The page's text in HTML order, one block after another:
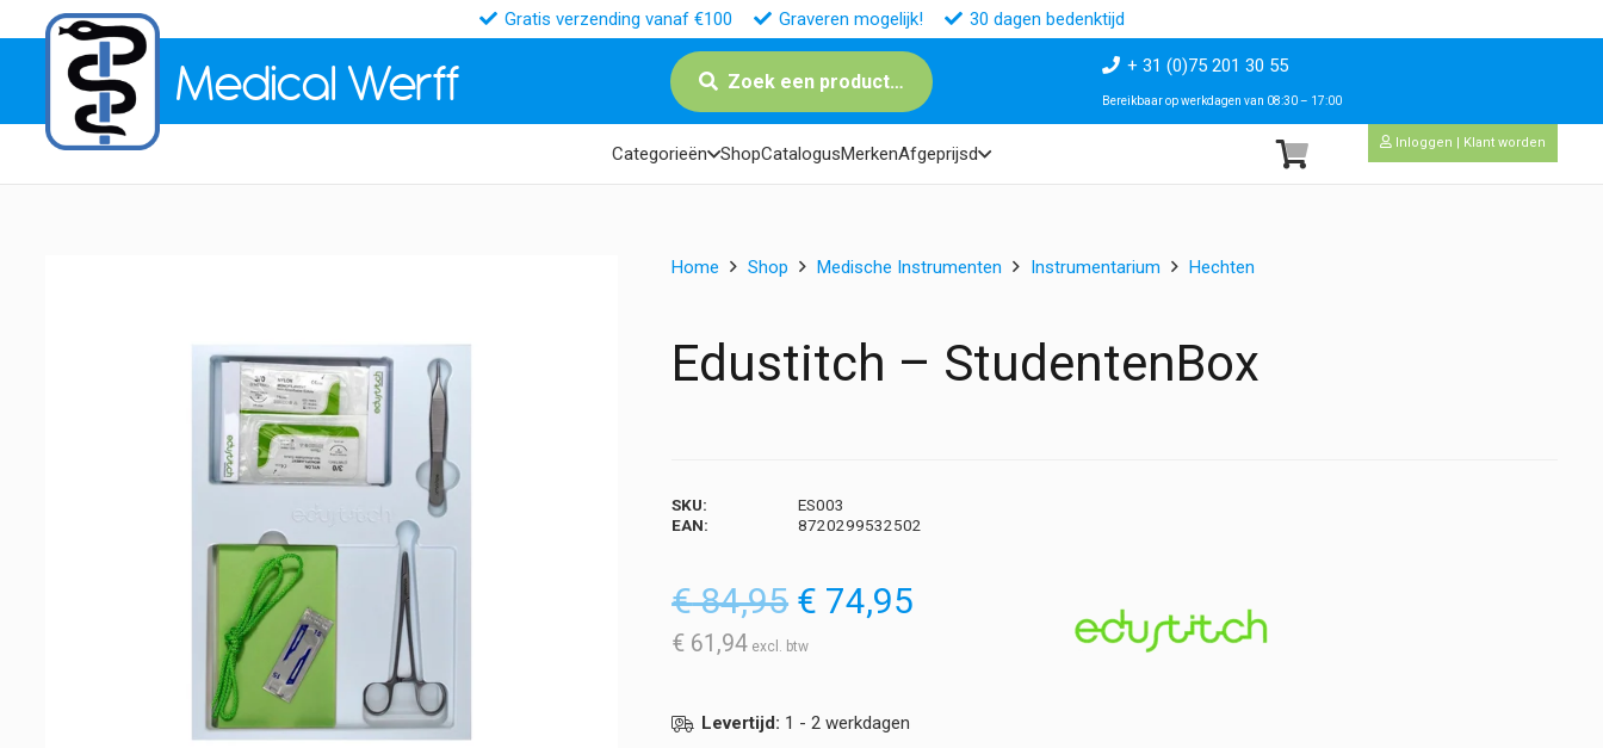
Gratis verzending vanaf €100 Graveren mogelijk! 30 dagen bedenktijd
MedicalWerff Zoek een product…
+ 31 (0)75 201 30 55
Bereikbaar op werkdagen van 08:30 – 17:00
Categorieën ShopCatalogusMerkenAfgeprijsd
Inloggen | Klant worden
Home Shop Medische Instrumenten Instrumentarium Hechten
Edustitch – StudentenBox
SKU:
ES003
EAN:
8720299532502
€84,95 Oorspronkelijke
prijs
was:
€ 74,95
€ 61,94
Levertijd: 1 - 2 werkdagen